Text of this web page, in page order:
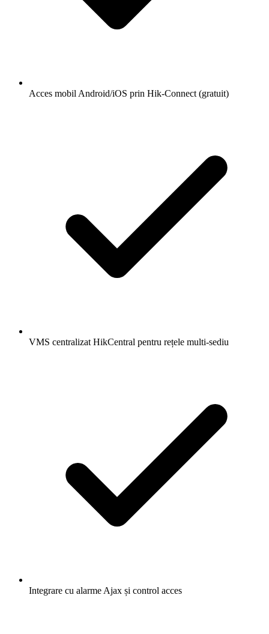
Acces mobil Android/iOS prin Hik-Connect (gratuit)
VMS centralizat HikCentral pentru rețele multi-sediu
Integrare cu alarme Ajax și control acces